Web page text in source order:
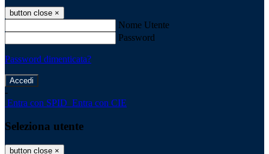
button close ×
Nome Utente
Password
Password dimenticata?
-
Entra con SPID Entra con CIE
Seleziona utente
button close ×